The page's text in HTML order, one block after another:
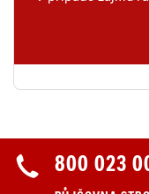
800 023